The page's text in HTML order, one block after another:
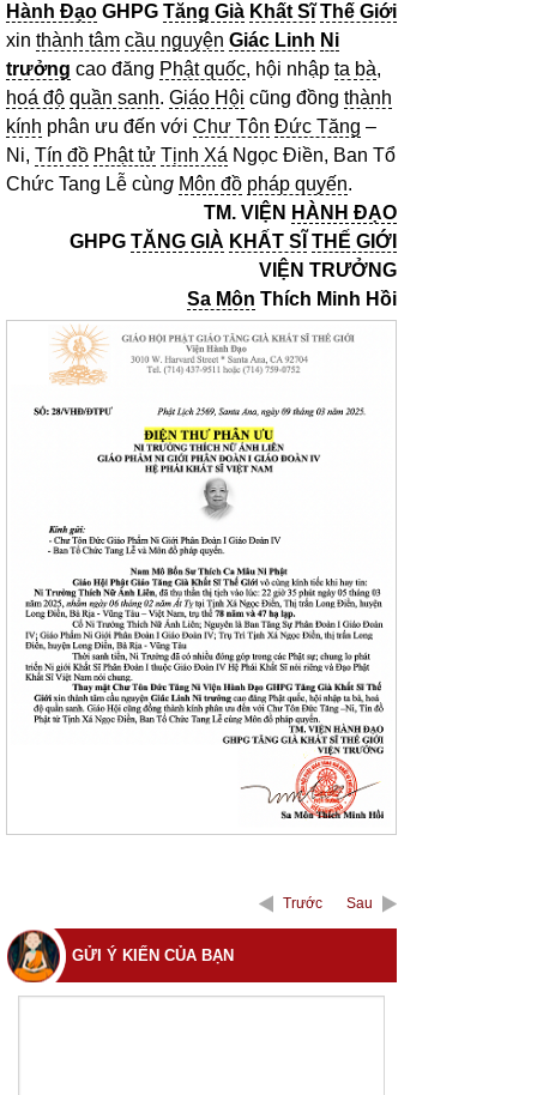
Hành Đạo GHPG Tăng Già Khất Sĩ Thế Giới
xin thành tâm cầu nguyện Giác Linh Ni
trưởng cao đăng Phật quốc, hội nhập ta bà,
hoá độ quần sanh. Giáo Hội cũng đồng thành
kính phân ưu đến với Chư Tôn Đức Tăng –
Ni, Tín đồ Phật tử Tịnh Xá Ngọc Điền, Ban Tổ
Chức Tang Lễ cùng Môn đồ pháp quyến.
TM. VIỆN HÀNH ĐẠO
GHPG TĂNG GIÀ KHẤT SĨ THẾ GIỚI
VIỆN TRƯỞNG
Sa Môn Thích Minh Hồi
Trước Sau
GỬI Ý KIẾN CỦA BẠN